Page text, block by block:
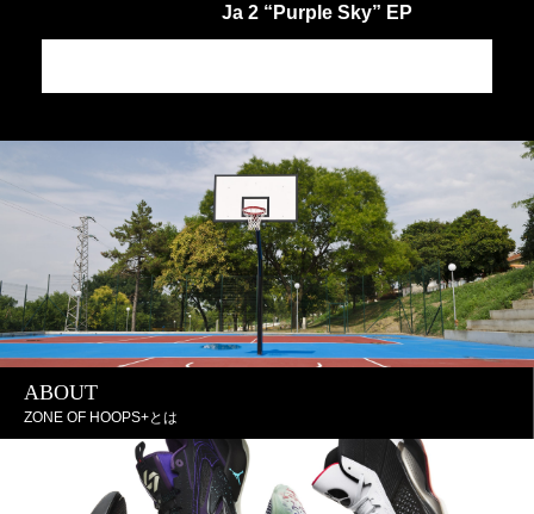
Ja 2 “Purple Sky” EP
ABOUT
ZONE OF HOOPS+とは